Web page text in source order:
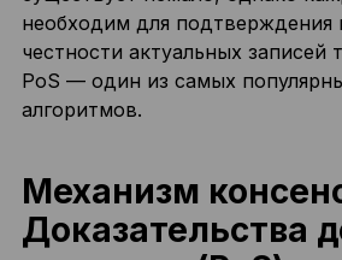
необходим для подтверждения
честности актуальных записей
PoS — один из самых
алгоритмов.
Механизм
Доказательства